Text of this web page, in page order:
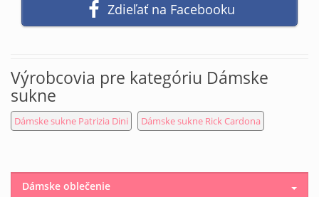
Zdieľať na Facebooku
Výrobcovia pre kategóriu Dámske
sukne
Dámske sukne Patrizia Dini Dámske sukne Rick Cardona
Dámske oblečenie